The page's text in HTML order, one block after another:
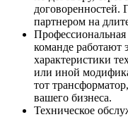
партнером на
команде работают
характеристики
или иной
тот
вашего бизнеса.
Техническое